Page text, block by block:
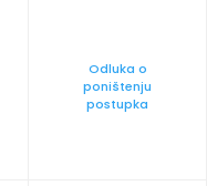
Odluka o
poništenju
postupka